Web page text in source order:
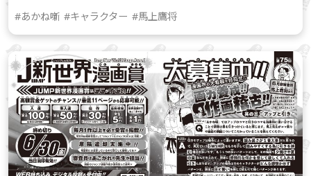
#あかね噺 #キャラクター #馬上鷹将